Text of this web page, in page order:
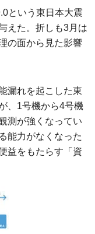
という東日本大震
えた。折しも3月は
の面から見た影響
漏れを起こした東
、1号機から4号機
測が強くなってい
能力がなくなった
益をもたらす「資